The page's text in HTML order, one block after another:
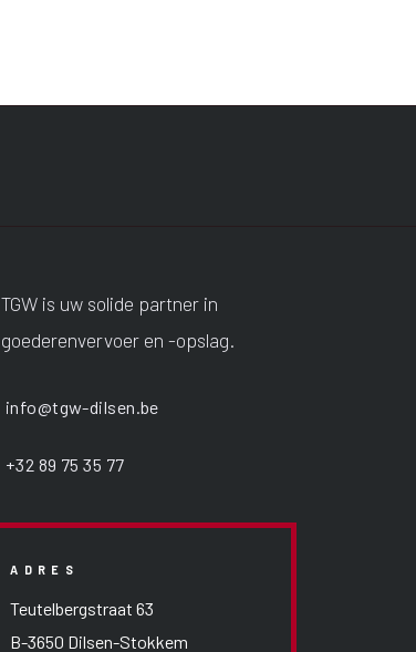
TGW is uw solide partner in
goederenvervoer en -opslag.
info@tgw-dilsen.be
+32 89 75 35 77
ADRES
Teutelbergstraat 63
B-3650 Dilsen-Stokkem